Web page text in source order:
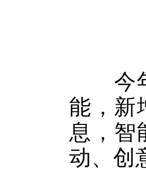
今年
能，新
息，智
动、创